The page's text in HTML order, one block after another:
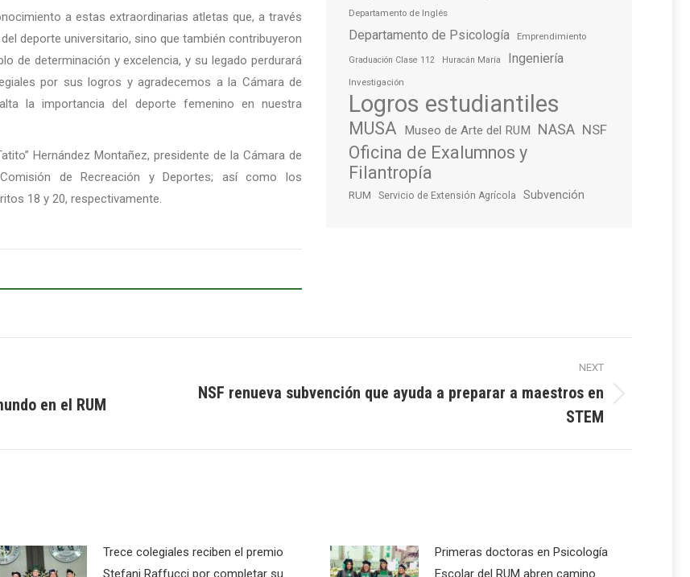
a estas extraordinarias atletas que, a través
deporte universitario, sino que también contribuyeron
de determinación y excelencia, y su legado perdurará
por sus logros y agradecemos a la Cámara de
la importancia del deporte femenino en nuestra
Hernández Montañez, presidente de la Cámara de
de Recreación y Deportes; así como los
18 y 20, respectivamente.
Departamento de Inglés
Departamento de Psicología Emprendimiento
Graduación Clase 112 Huracán María Ingeniería
Investigación
Logros estudiantiles
MUSA Museo de Arte del RUM NASA NSF
Oficina de Exalumnos y
Filantropía
RUM Servicio de Extensión Agrícola Subvención
en el RUM
NEXT
NSF renueva subvención que ayuda a preparar a maestros en
STEM
Trece colegiales reciben el premio
Stefani Raffucci por completar su
Primeras doctoras en Psicología
Escolar del RUM abren camino